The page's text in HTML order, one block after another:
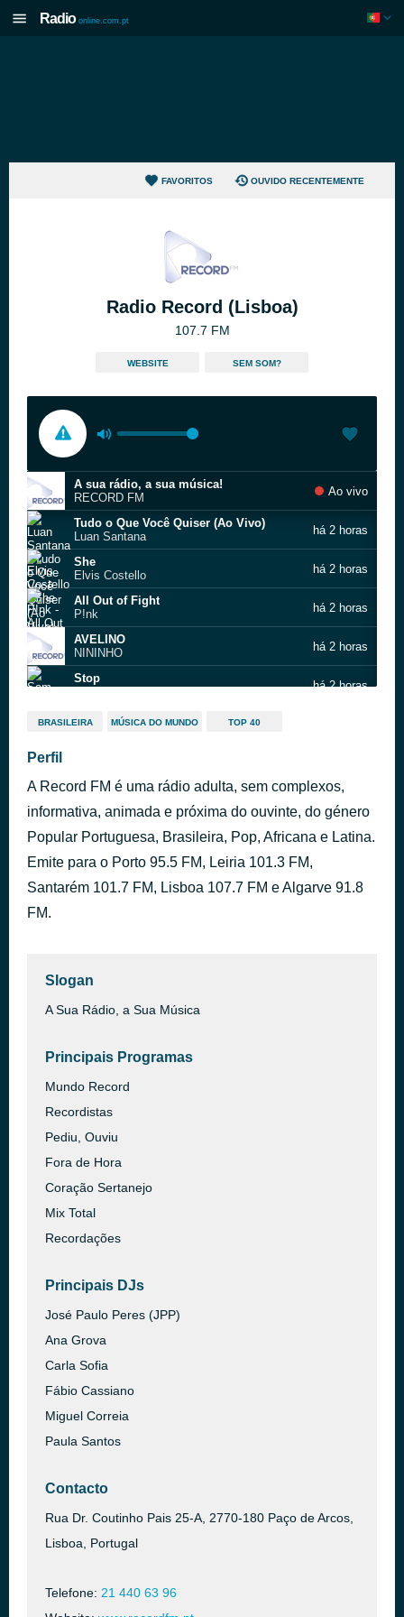
Radio online.com.pt
FAVORITOS OUVIDO RECENTEMENTE
Radio Record (Lisboa)
107.7 FM
WEBSITE SEM SOM?
A sua rádio, a sua música!
RECORD FM
Ao vivo
Tudo o Que Você Quiser (Ao Vivo)
Luan Santana
há 2 horas
She
Elvis Costello
há 2 horas
All Out of Fight
P!nk
há 2 horas
AVELINO
NININHO
há 2 horas
Stop
há 2 horas
Ready or Not
San Pedro
Marta Gómez
Through the Barricades
Spandau Ballet
há 2 horas
BRASILEIRA MÚSICA DO MUNDO TOP 40
Perfil
A Record FM é uma rádio adulta, sem complexos,
informativa, animada e próxima do ouvinte, do género
Popular Portuguesa, Brasileira, Pop, Africana e Latina.
Emite para o Porto 95.5 FM, Leiria 101.3 FM,
Santarém 101.7 FM, Lisboa 107.7 FM e Algarve 91.8
FM.
Slogan
A Sua Rádio, a Sua Música
Principais Programas
Mundo Record
Recordistas
Pediu, Ouviu
Fora de Hora
Coração Sertanejo
Mix Total
Recordações
Principais DJs
José Paulo Peres (JPP)
Ana Grova
Carla Sofia
Fábio Cassiano
Miguel Correia
Paula Santos
Contacto
Rua Dr. Coutinho Pais 25-A, 2770-180 Paço de Arcos,
Lisboa, Portugal
Telefone: 21 440 63 96